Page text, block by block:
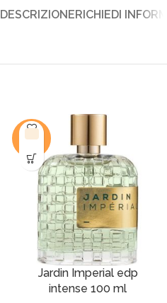
DESCRIZIONERICHIEDI
-17%
Jardin Imperial edp
intense 100 ml